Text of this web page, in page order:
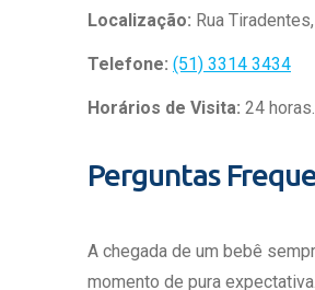
Localização: Rua
Telefone: (51) 3314 3434
Horários de Visita: 24
Perguntas
A chegada de um bebê
momento de pura expectativa.